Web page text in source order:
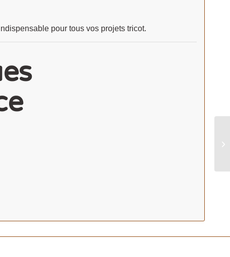
pour tous vos projets tricot.